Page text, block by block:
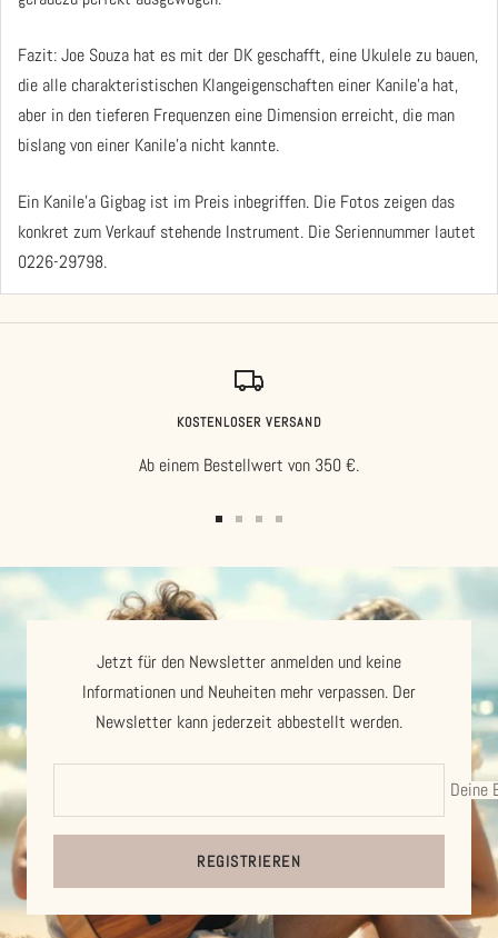
Fazit: Joe Souza hat es mit der DK geschafft, eine Ukulele zu bauen,
die alle charakteristischen Klangeigenschaften einer Kanile'a hat,
aber in den tieferen Frequenzen eine Dimension erreicht, die man
bislang von einer Kanile'a nicht kannte.
Ein Kanile'a Gigbag ist im Preis inbegriffen. Die Fotos zeigen das
konkret zum Verkauf stehende Instrument. Die Seriennummer lautet
0226-29798.
KOSTENLOSER VERSAND
Ab einem Bestellwert von 350 €.
Slide
gehen
SlideSlideSlide
4
gehen
Jetzt für den Newsletter anmelden und keine
Informationen und Neuheiten mehr verpassen. Der
Newsletter kann jederzeit abbestellt werden.
Deine
REGISTRIEREN